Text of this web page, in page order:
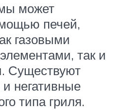
может
печей,
газовыми
так и
Существуют
негативные
типа гриля.